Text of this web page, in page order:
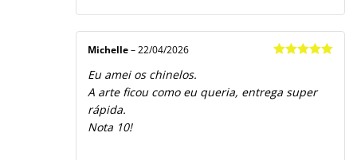
Michelle – 22/04/2026
Eu amei os chinelos.
A arte ficou como eu queria, entrega super
rápida.
Nota 10!